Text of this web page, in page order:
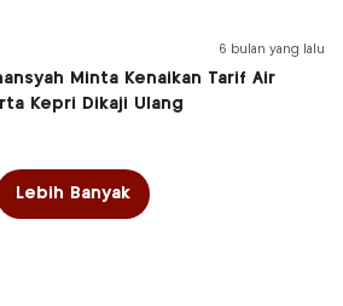
6 bulan yang lalu
Minta Kenaikan Tarif Air
Kepri Dikaji Ulang
Lebih Banyak